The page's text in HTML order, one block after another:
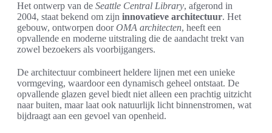
Het ontwerp van de Seattle Central Library, afgerond in
2004, staat bekend om zijn innovatieve architectuur. Het
gebouw, ontworpen doorOMA architecten, heeft een
opvallende en moderne uitstraling die de aandacht trekt van
zowel bezoekers als voorbijgangers.
De architectuur combineert heldere lijnen met een unieke
vormgeving, waardoor een dynamisch geheel ontstaat. De
opvallende glazen gevel biedt niet alleen een prachtig uitzicht
naar buiten, maar laat ook natuurlijk licht binnenstromen, wat
bijdraagt aan een gevoel van openheid.